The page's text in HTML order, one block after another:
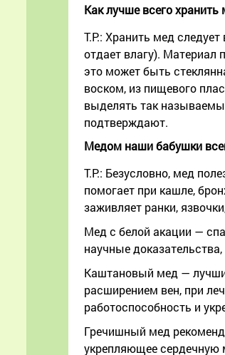
Как лучше всего хранить
Т.Р.: Хранить мед
отдает влагу).
это может быть
воском, из пищевого
выделять так
подтверждают.
Медом наши бабушки
Т.Р.: Безусловно, мед
помогает при кашле,
заживляет ранки,
Мед с белой акации —
научные
Каштановый мед —
расширением вен, при
работоспособность и
Гречишный мед
укрепляющее